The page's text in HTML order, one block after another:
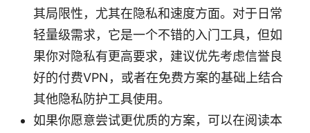
其局限性，尤其在隐私和速度方面。对于日常
轻量级需求，它是一个不错的入门工具，但如
果你对隐私有更高要求，建议优先考虑信誉良
好的付费VPN，或者在免费方案的基础上结合
其他隐私防护工具使用。
如果你愿意尝试更优质的方案，可以在阅读本